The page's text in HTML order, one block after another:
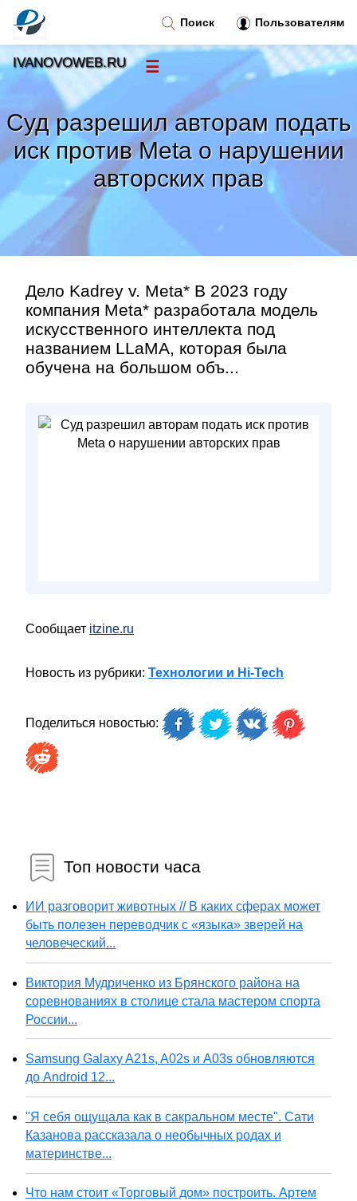
Суд разрешил авторам подать
иск против Meta о нарушении
авторских прав
Дело Kadrey v. Meta* В 2023 году
компания Meta* разработала модель
искусственного интеллекта под
названием LLaMA, которая была
обучена на большом объ...
Сообщает itzine.ru
Новость из рубрики: Технологии и Hi-Tech
Поделиться новостью:
Топ новости часа
ИИ разговорит животных // В каких сферах может
быть полезен переводчик с «языка» зверей на
человеческий...
Виктория Мудриченко из Брянского района на
соревнованиях в столице стала мастером спорта
России...
Samsung Galaxy A21s, A02s и A03s обновляются
до Android 12...
"Я себя ощущала как в сакральном месте". Сати
Казанова рассказала о необычных родах и
материнстве...
Что нам стоит «Торговый дом» построить. Артем
Поиск Пользователям
IVANOVOWEB.RU ☰
Новости
Тренды новостей
»
Правила »